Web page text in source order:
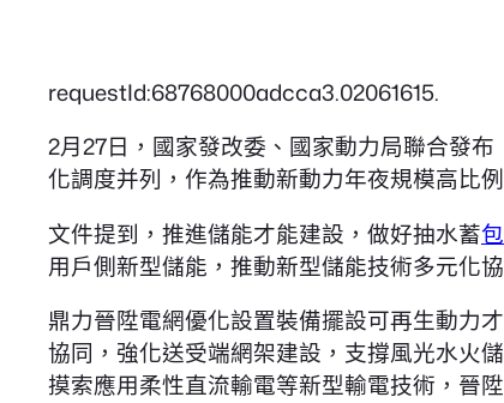
requestId:68768000adcca3.02061615.
2月27日，國家發改委、國家動力局聯合發
化調度并列，作為推動新動力年夜規模高比
文件提到，推進儲能才能建設，做好抽水蓄
用戶側新型儲能，推動新型儲能技術多元化
鼎力晉陞電網優化設置裝備擺設可再生動力
協同，強化送受端網架建設，支撐風光水火
摸索應用柔性直流輸電等新型輸電技術，晉